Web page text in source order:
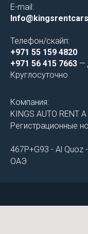
E-mail:
Телефон/скайп:
+971 55 159 4820
+971 56 415 7663 —
Круглосуточно
Компания:
KINGS AUTO RENT
Регистрационные
467P+G93 - Al Quoz
ОАЭ